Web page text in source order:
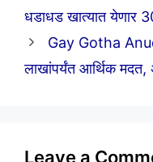
धडाधड खात्यात येणार
Gay Gotha
लाखांपर्यंत आर्थिक मदत,
Leave a